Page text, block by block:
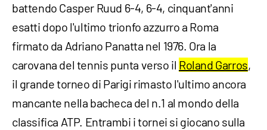
battendo Casper Ruud 6-4, 6-4, cinquant'anni
esatti dopo l'ultimo trionfo azzurro a Roma
firmato da Adriano Panatta nel 1976. Ora la
carovana del tennis punta verso il Roland Garros,
il grande torneo di Parigi rimasto l'ultimo ancora
mancante nella bacheca del n.1 al mondo della
classifica ATP. Entrambi i tornei si giocano sulla